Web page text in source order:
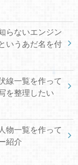
らないエンジン
いうあだ名を付
線一覧を作って
を整理したい
物一覧を作って
紹介